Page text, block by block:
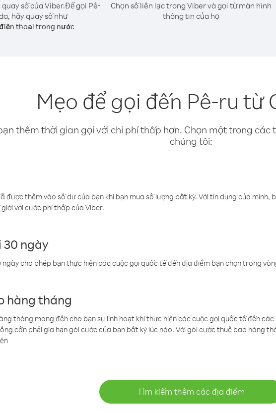
số của Viber.Để gọi Pê-
hãy quay số như
thoại trong nước
Chọn số liên lạc trong Viber và gọi từ màn hình
thông tin của họ
Mẹo để gọi đến Pê-ru từ
thêm thời gian gọi với chi phí thấp hơn. Chọn một trong
chúng tôi:
được thêm vào số dư của bạn khi bạn mua số lượng bất kỳ. Với tín dụng của mình,
với cước phí thấp của Viber.
30 ngày
ngày cho phép bạn thực hiện các cuộc gọi quốc tế đến địa điểm bạn chọn trong
hàng tháng
tháng mang đến cho bạn sự linh hoạt khi thực hiện các cuộc gọi quốc tế đến
cần phải gia hạn gói cước của bạn bất kỳ lúc nào. Với gói cước thuê bao hàng
Tìm kiếm thêm các địa điểm